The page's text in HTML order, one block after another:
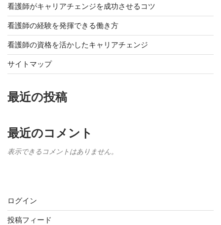
看護師がキャリアチェンジを成功させるコツ
看護師の経験を発揮できる働き方
看護師の資格を活かしたキャリアチェンジ
サイトマップ
最近の投稿
最近のコメント
表示できるコメントはありません。
ログイン
投稿フィード